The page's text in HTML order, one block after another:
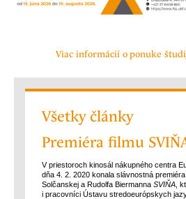
Viac informácií o ponuke
Všetky články
Premiéra filmu
V priestoroch kinosál nákupného centra
dňa 4. 2. 2020 konala slávnostná
Solčanskej a Rudolfa Biermanna SVIŇA ,
i pracovníci Ústavu stredoeurópskych